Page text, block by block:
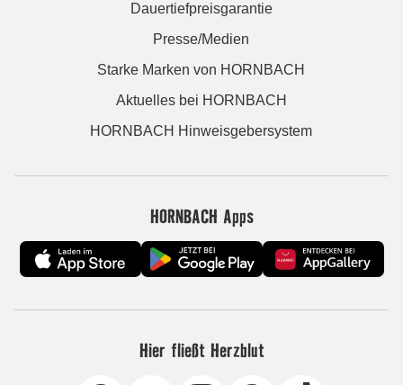
Dauertiefpreisgarantie
Presse/Medien
Starke Marken von HORNBACH
Aktuelles bei HORNBACH
HORNBACH Hinweisgebersystem
HORNBACH Apps
Hier fließt Herzblut